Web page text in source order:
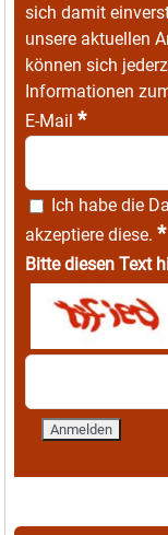
sich damit
unsere aktuellen
können sich
Informationen
E-Mail *
Ich habe die
akzeptiere diese. *
Bitte diesen Text